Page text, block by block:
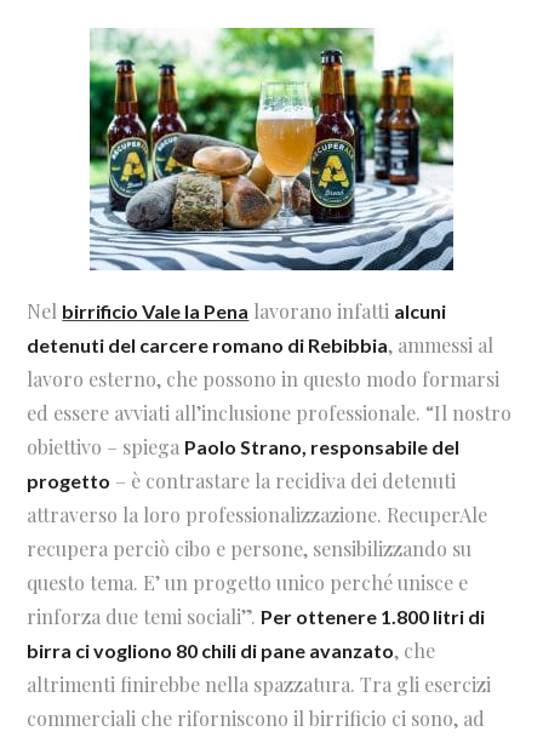
Nel birrificio Vale la Pena lavorano infatti alcuni
detenuti del carcere romano di Rebibbia, ammessi al
lavoro esterno, che possono in questo modo formarsi
ed essere avviati all’inclusione professionale. “Il nostro
obiettivo – spiega Paolo Strano, responsabile del
progetto – è contrastare la recidiva dei detenuti
attraverso la loro professionalizzazione. RecuperAle
recupera perciò cibo e persone, sensibilizzando su
questo tema. E’ un progetto unico perché unisce e
rinforza due temi sociali”. Per ottenere 1.800 litri di
birra ci vogliono 80 chili di pane avanzato, che
altrimenti finirebbe nella spazzatura. Tra gli esercizi
commerciali che riforniscono il birrificio ci sono, ad